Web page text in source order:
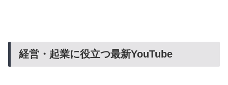
経営・起業に役立つ最新YouTube